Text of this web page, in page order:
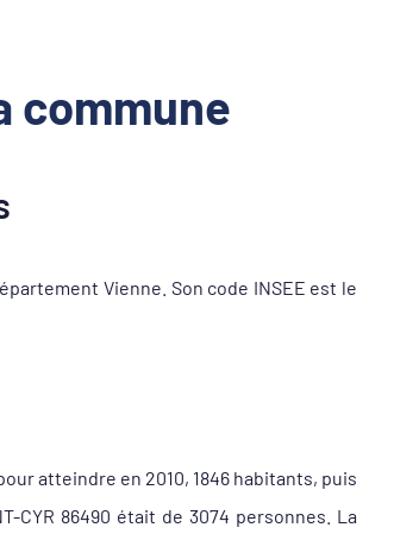
commune
Vienne. Son code INSEE est le
atteindre en 2010, 1846 habitants, puis
CYR 86490 était de 3074 personnes. La